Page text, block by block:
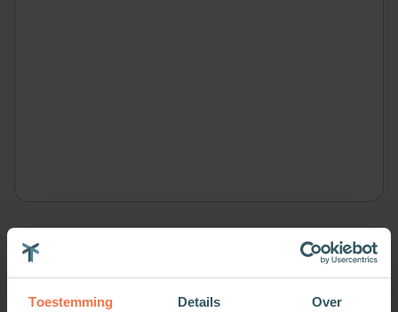
Toestemming Details Over
Meer van deze auteur